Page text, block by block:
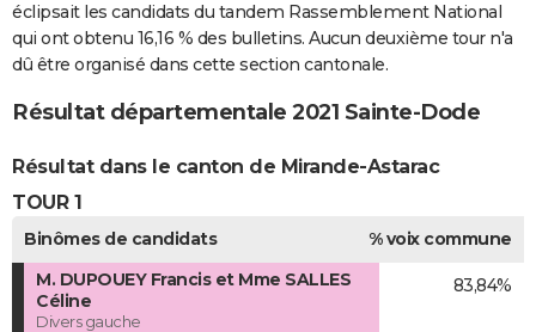
éclipsait les candidats du tandem Rassemblement National
qui ont obtenu 16,16 % des bulletins. Aucun deuxième tour n'a
dû être organisé dans cette section cantonale.
Résultat départementale 2021 Sainte-Dode
Résultat dans le canton de Mirande-Astarac
TOUR 1
Binômes de candidats
% voix commune
M. DUPOUEY Francis et Mme SALLES
Céline
Divers gauche
83,84%